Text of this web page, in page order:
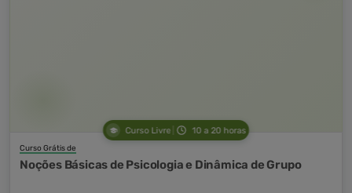
Curso Livre 10 a 20 horas
Curso Grátis de
Noções Básicas de Psicologia e Dinâmica de Grupo